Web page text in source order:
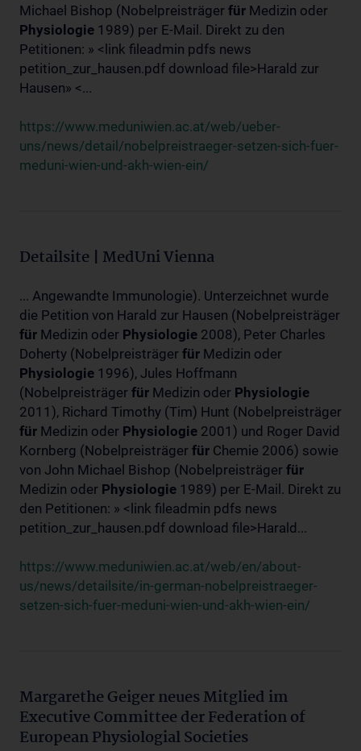
Michael Bishop (Nobelpreisträger für Medizin oder
Physiologie 1989) per E-Mail. Direkt zu den
Petitionen: » <link fileadmin pdfs news
petition_zur_hausen.pdf download file>Harald zur
Hausen» <...
https://www.meduniwien.ac.at/web/ueber-
uns/news/detail/nobelpreistraeger-setzen-sich-fuer-
meduni-wien-und-akh-wien-ein/
Detailsite | MedUni Vienna
... Angewandte Immunologie). Unterzeichnet wurde
die Petition von Harald zur Hausen (Nobelpreisträger
für Medizin oder Physiologie 2008), Peter Charles
Doherty (Nobelpreisträger für Medizin oder
Physiologie 1996), Jules Hoffmann
(Nobelpreisträger für Medizin oder Physiologie
2011), Richard Timothy (Tim) Hunt (Nobelpreisträger
für Medizin oder Physiologie 2001) und Roger David
Kornberg (Nobelpreisträger für Chemie 2006) sowie
von John Michael Bishop (Nobelpreisträger für
Medizin oder Physiologie 1989) per E-Mail. Direkt zu
den Petitionen: » <link fileadmin pdfs news
petition_zur_hausen.pdf download file>Harald...
https://www.meduniwien.ac.at/web/en/about-
us/news/detailsite/in-german-nobelpreistraeger-
setzen-sich-fuer-meduni-wien-und-akh-wien-ein/
Margarethe Geiger neues Mitglied im
Executive Committee der Federation of
European Physiologial Societies